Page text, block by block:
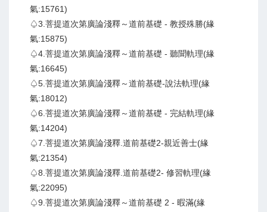
氣:15761)
♤3.菩提道次第廣論淺釋～道前基礎 - 教授殊勝(緣
氣:15875)
♤4.菩提道次第廣論淺釋～道前基礎 - 聽聞軌理(緣
氣:16645)
♤5.菩提道次第廣論淺釋～道前基礎-說法軌理(緣
氣:18012)
♤6.菩提道次第廣論淺釋～道前基礎 - 完結軌理(緣
氣:14204)
♤7.菩提道次第廣論淺釋.道前基礎2-親近善士(緣
氣:21354)
♤8.菩提道次第廣論淺釋.道前基礎2- 修習軌理(緣
氣:22095)
♤9.菩提道次第廣論淺釋～道前基礎 2 - 暇滿(緣